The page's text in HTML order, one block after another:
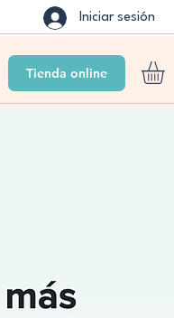
Iniciar sesión
Tienda online